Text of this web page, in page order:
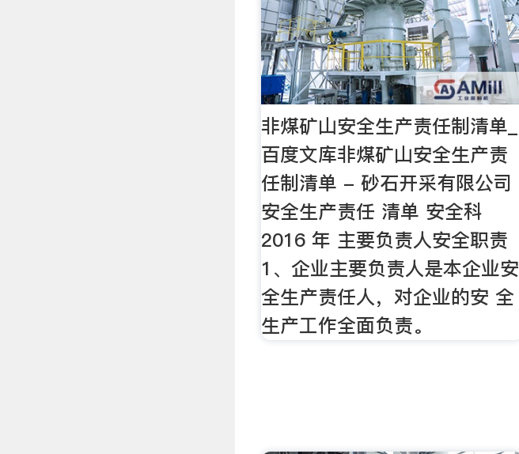
非煤矿山安全生产责任制清单_
百度文库非煤矿山安全生产责
任制清单 - 砂石开采有限公司
安全生产责任 清单 安全科
2016 年 主要负责人安全职责
1、企业主要负责人是本企业安
全生产责任人，对企业的安 全
生产工作全面负责。